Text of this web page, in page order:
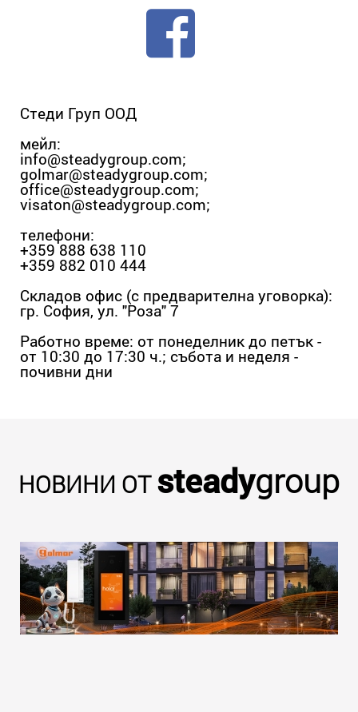
Стеди Груп ООД
мейл:
info@steadygroup.com;
golmar@steadygroup.com;
office@steadygroup.com;
visaton@steadygroup.com;
телефони:
+359 888 638 110
+359 882 010 444
Складов офис (с предварителна уговорка):
гр. София, ул. "Роза" 7
Работно време: от понеделник до петък -
от 10:30 до 17:30 ч.; събота и неделя -
почивни дни
НОВИНИ ОТsteadygroup